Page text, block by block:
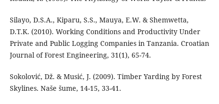
Silayo, D.S.A., Kiparu, S.S., Mauya, E.W. & Shemwetta,
D.T.K. (2010). Working Conditions and Productivity Under
Private and Public Logging Companies in Tanzania. Croatian
Journal of Forest Engineering, 31(1), 65-74.
Sokolović, Dž. & Musić, J. (2009). Timber Yarding by Forest
Skylines. Naše šume, 14-15, 33-41.